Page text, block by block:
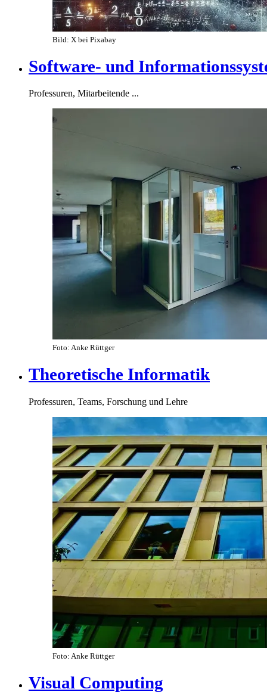
Bild: X bei Pixabay
Software- und
Professuren, Mitarbeitende ...
Foto: Anke Rüttger
Theoretische Informatik
Professuren, Teams, Forschung und Lehre
Foto: Anke Rüttger
Visual Computing